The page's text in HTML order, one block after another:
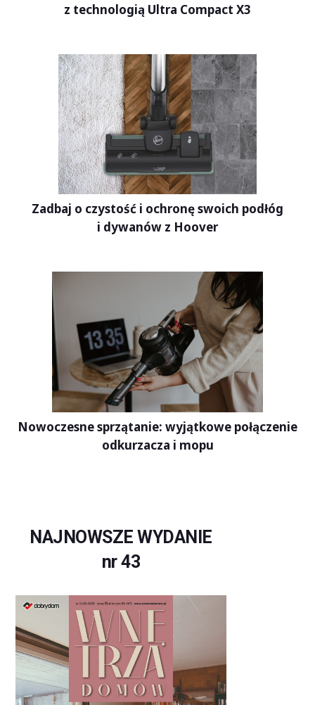
z technologią Ultra Compact X3
Zadbaj o czystość i ochronę swoich podłóg
i dywanów z Hoover
Nowoczesne sprzątanie: wyjątkowe połączenie
odkurzacza i mopu
NAJNOWSZE WYDANIE
nr 43